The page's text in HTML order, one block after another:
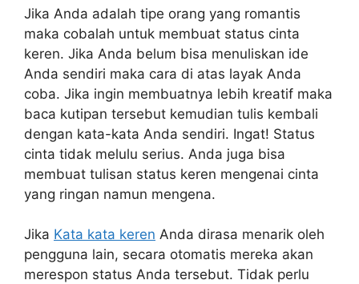
Jika Anda adalah tipe orang yang romantis
maka cobalah untuk membuat status cinta
keren. Jika Anda belum bisa menuliskan ide
Anda sendiri maka cara di atas layak Anda
coba. Jika ingin membuatnya lebih kreatif maka
baca kutipan tersebut kemudian tulis kembali
dengan kata-kata Anda sendiri. Ingat! Status
cinta tidak melulu serius. Anda juga bisa
membuat tulisan status keren mengenai cinta
yang ringan namun mengena.
Jika Kata kata keren Anda dirasa menarik oleh
pengguna lain, secara otomatis mereka akan
merespon status Anda tersebut. Tidak perlu